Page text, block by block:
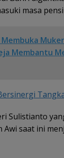
masa
Membantu
Sulistianto
saat ini